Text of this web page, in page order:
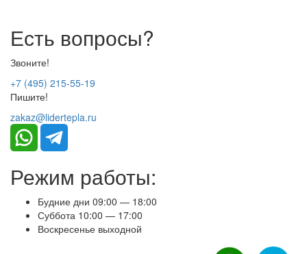
Есть вопросы?
Звоните!
+7 (495) 215-55-19
Пишите!
zakaz@lidertepla.ru
Режим работы:
Будние дни 09:00 — 18:00
Суббота 10:00 — 17:00
Воскресенье выходной